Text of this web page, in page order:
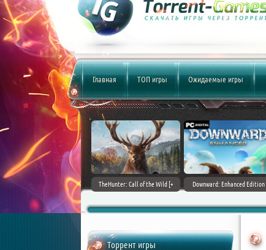
Главная ТОП игры Ожидаемые игры
World [v 1.11.4 + DLCs] (2017)
PC | Лицензия
TheHunter: Call of the Wild [+
Downward: Enhanced Edition
Торрент игры